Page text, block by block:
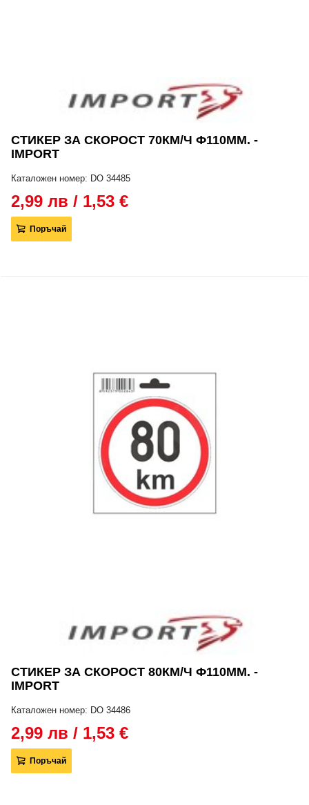
СТИКЕР ЗА СКОРОСТ 70КМ/Ч Ф110ММ. -
IMPORT
Каталожен номер: DO 34485
2,99 лв / 1,53 €
Поръчай
СТИКЕР ЗА СКОРОСТ 80КМ/Ч Ф110ММ. -
IMPORT
Каталожен номер: DO 34486
2,99 лв / 1,53 €
Поръчай